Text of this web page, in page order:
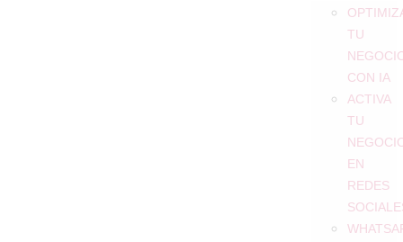
TU
CON IA
ACTIVA
TU
EN
REDES